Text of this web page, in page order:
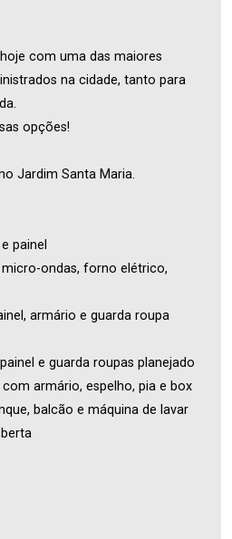
com uma das maiores
na cidade, tanto para
opções!
Jardim Santa Maria.
painel
ondas, forno elétrico,
armário e guarda roupa
e guarda roupas planejado
armário, espelho, pia e box
balcão e máquina de lavar